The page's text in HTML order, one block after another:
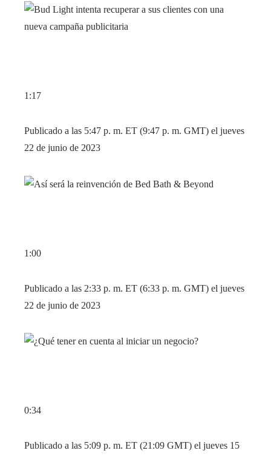
1:17
Publicado a las 5:47 p. m. ET (9:47 p. m. GMT) el jueves
22 de junio de 2023
1:00
Publicado a las 2:33 p. m. ET (6:33 p. m. GMT) el jueves
22 de junio de 2023
0:34
Publicado a las 5:09 p. m. ET (21:09 GMT) el jueves 15